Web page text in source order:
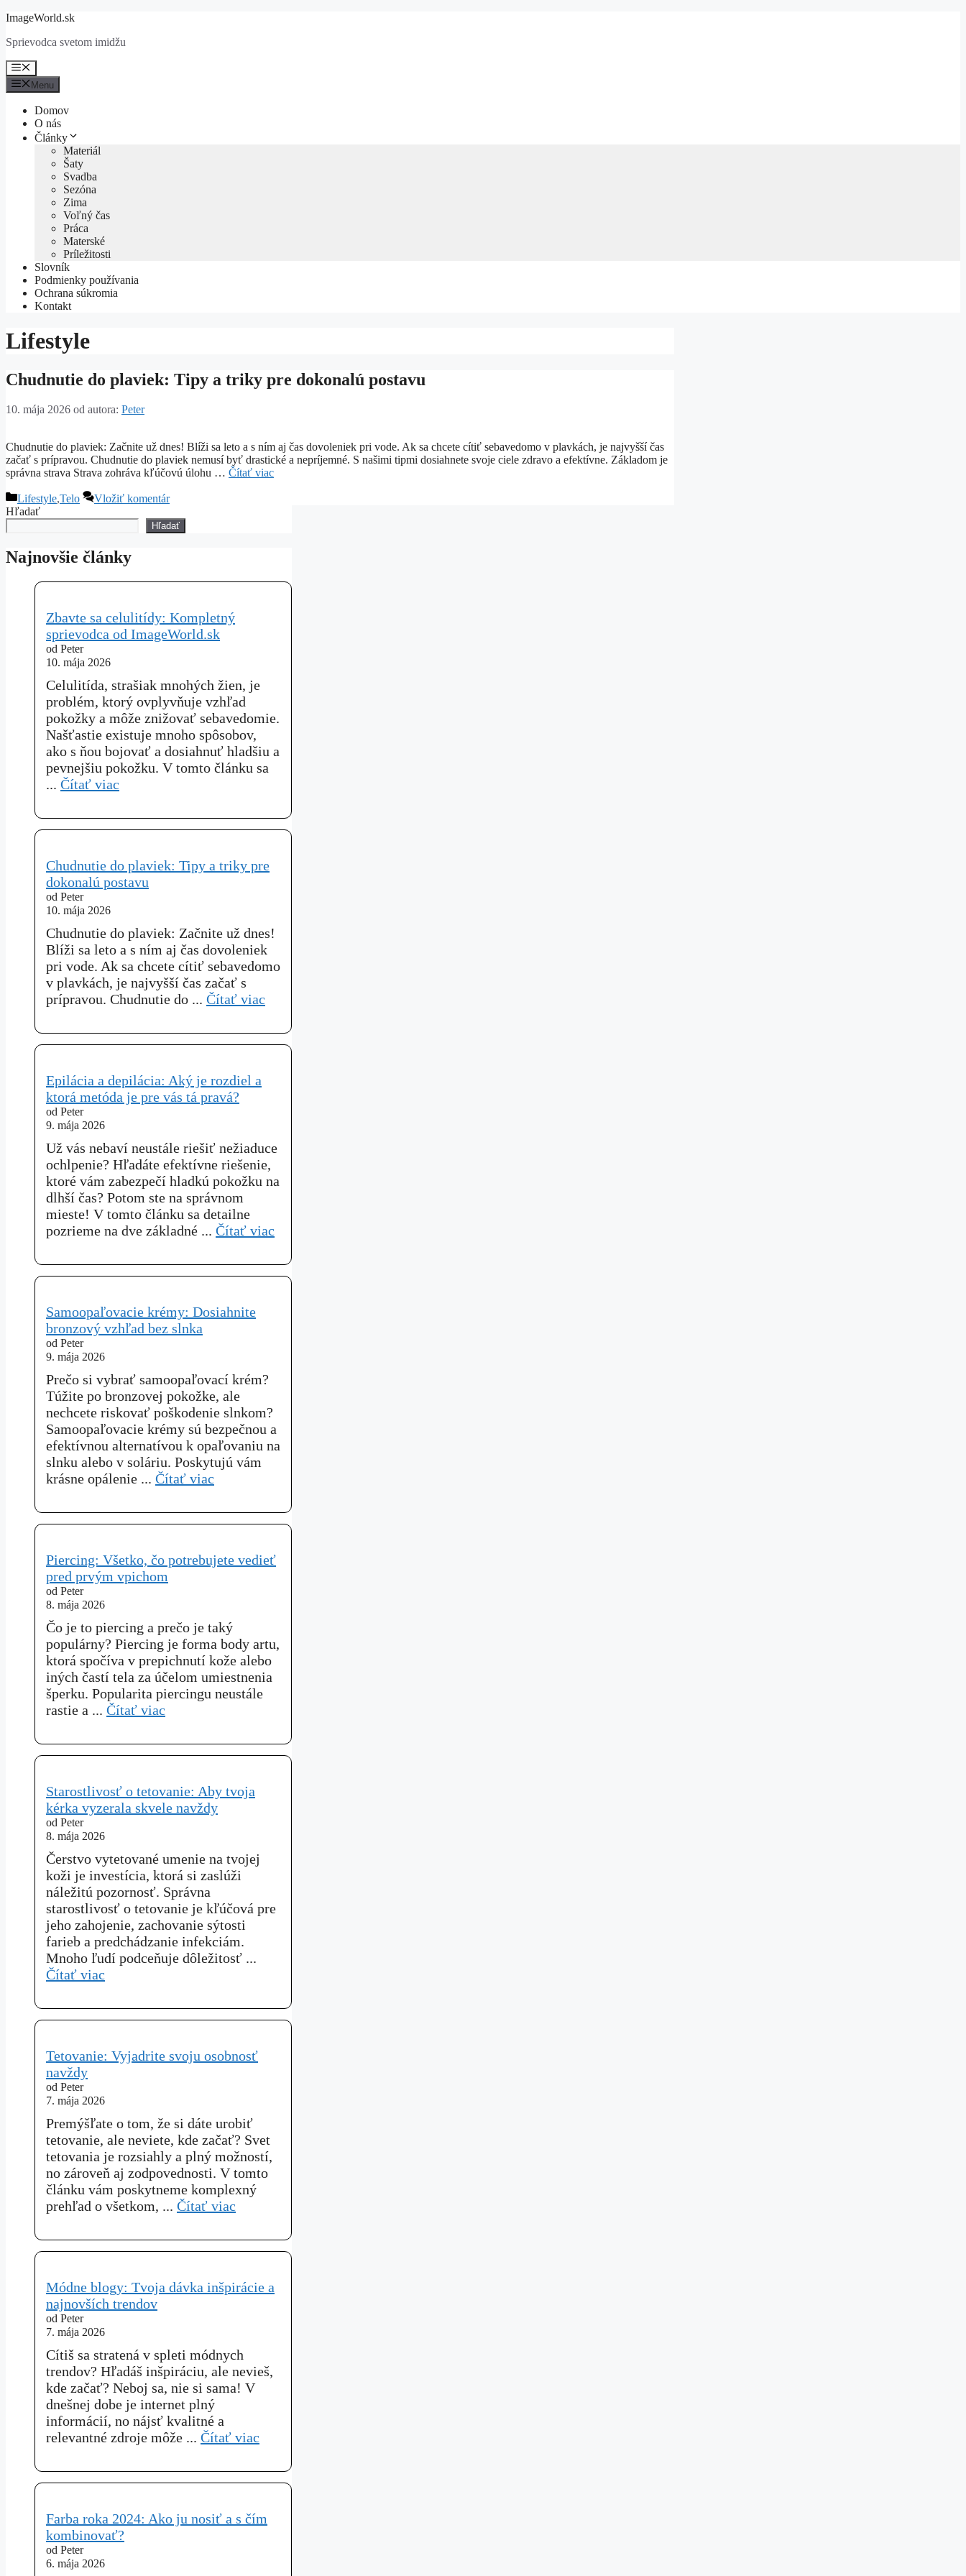
Preskočiť
obsah
ImageWorld.sk
Sprievodca svetom imidžu
Menu
Menu
Domov
O nás
Články
Materiál
Šaty
Svadba
Sezóna
Zima
Voľný čas
Práca
Materské
Príležitosti
Slovník
Podmienky používania
Ochrana súkromia
Kontakt
Lifestyle
Chudnutie do plaviek: Tipy a triky pre dokonalú postavu
10. mája 2026 od autora: Peter
Chudnutie do plaviek: Začnite už dnes! Blíži sa leto a s ním aj čas dovoleniek pri vode. Ak sa chcete cítiť sebavedomo v plavkách, je najvyšší čas
začať s prípravou. Chudnutie do plaviek nemusí byť drastické a nepríjemné. S našimi tipmi dosiahnete svoje ciele zdravo a efektívne. Základom je
správna strava Strava zohráva kľúčovú úlohu … Čítať viac
Kategórie
Lifestyle,Telo
Vložiť komentár
Hľadať
Hľadať
Najnovšie články
Zbavte sa celulitídy: Kompletný
sprievodca od ImageWorld.sk
od Peter
10. mája 2026
Celulitída, strašiak mnohých žien, je
problém, ktorý ovplyvňuje vzhľad
pokožky a môže znižovať sebavedomie.
Našťastie existuje mnoho spôsobov,
ako s ňou bojovať a dosiahnuť hladšiu a
pevnejšiu pokožku. V tomto článku sa
... Čítať viac
Chudnutie do plaviek: Tipy a triky pre
dokonalú postavu
od Peter
10. mája 2026
Chudnutie do plaviek: Začnite už dnes!
Blíži sa leto a s ním aj čas dovoleniek
pri vode. Ak sa chcete cítiť sebavedomo
v plavkách, je najvyšší čas začať s
prípravou. Chudnutie do ... Čítať viac
Epilácia a depilácia: Aký je rozdiel a
ktorá metóda je pre vás tá pravá?
od Peter
9. mája 2026
Už vás nebaví neustále riešiť nežiaduce
ochlpenie? Hľadáte efektívne riešenie,
ktoré vám zabezpečí hladkú pokožku na
dlhší čas? Potom ste na správnom
mieste! V tomto článku sa detailne
pozrieme na dve základné ... Čítať viac
Samoopaľovacie krémy: Dosiahnite
bronzový vzhľad bez slnka
od Peter
9. mája 2026
Prečo si vybrať samoopaľovací krém?
Túžite po bronzovej pokožke, ale
nechcete riskovať poškodenie slnkom?
Samoopaľovacie krémy sú bezpečnou a
efektívnou alternatívou k opaľovaniu na
slnku alebo v soláriu. Poskytujú vám
krásne opálenie ... Čítať viac
Piercing: Všetko, čo potrebujete vedieť
pred prvým vpichom
od Peter
8. mája 2026
Čo je to piercing a prečo je taký
populárny? Piercing je forma body artu,
ktorá spočíva v prepichnutí kože alebo
iných častí tela za účelom umiestnenia
šperku. Popularita piercingu neustále
rastie a ... Čítať viac
Starostlivosť o tetovanie: Aby tvoja
kérka vyzerala skvele navždy
od Peter
8. mája 2026
Čerstvo vytetované umenie na tvojej
koži je investícia, ktorá si zaslúži
náležitú pozornosť. Správna
starostlivosť o tetovanie je kľúčová pre
jeho zahojenie, zachovanie sýtosti
farieb a predchádzanie infekciám.
Mnoho ľudí podceňuje dôležitosť ...
Čítať viac
Tetovanie: Vyjadrite svoju osobnosť
navždy
od Peter
7. mája 2026
Premýšľate o tom, že si dáte urobiť
tetovanie, ale neviete, kde začať? Svet
tetovania je rozsiahly a plný možností,
no zároveň aj zodpovednosti. V tomto
článku vám poskytneme komplexný
prehľad o všetkom, ... Čítať viac
Módne blogy: Tvoja dávka inšpirácie a
najnovších trendov
od Peter
7. mája 2026
Cítiš sa stratená v spleti módnych
trendov? Hľadáš inšpiráciu, ale nevieš,
kde začať? Neboj sa, nie si sama! V
dnešnej dobe je internet plný
informácií, no nájsť kvalitné a
relevantné zdroje môže ... Čítať viac
Farba roka 2024: Ako ju nosiť a s čím
kombinovať?
od Peter
6. mája 2026